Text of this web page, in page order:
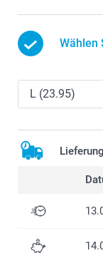
Wählen
Lieferung